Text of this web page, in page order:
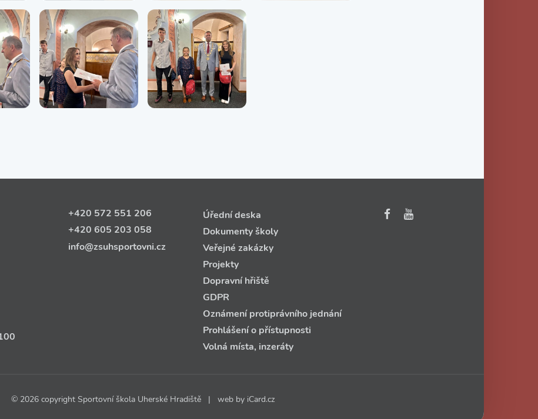
+420 572 551 206
+420 605 203 058
info@zsuhsportovni.cz
Úřední deska
Dokumenty školy
Veřejné zakázky
Projekty
Dopravní hřiště
GDPR
Oznámení protiprávního jednání
Prohlášení o přístupnosti
Volná místa, inzeráty
© 2026 copyright Sportovní škola Uherské Hradiště | web by iCard.cz